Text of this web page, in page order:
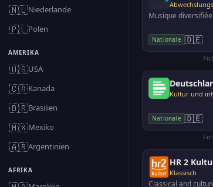
🇳🇱Niederlande
🇵🇱Polen
AMERIKA
🇺🇸USA
🇨🇦Kanada
🇧🇷Brasilien
🇲🇽Mexiko
🇦🇷Argentinien
AFRIKA
Musique diversifiée
Nationale 🇩🇪
Kultur und
Nationale 🇩🇪
HR 2
Klassisch
Classical and